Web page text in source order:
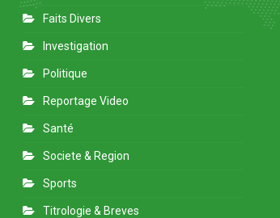
Faits Divers
Investigation
Politique
Reportage Video
Santé
Societe & Region
Sports
Titrologie & Breves